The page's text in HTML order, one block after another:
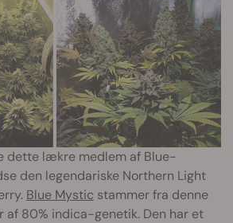
dette lækre medlem af Blue-
den legendariske Northern Light
Blue Mystic stammer fra denne
af 80% indica-genetik. Den har et